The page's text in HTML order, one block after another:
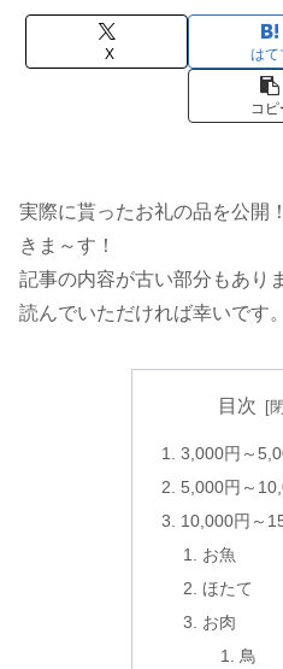
X はて
コピ
実際に貰ったお礼の品を公開
きま～す！
記事の内容が古い部分もあり
読んでいただければ幸いです。
目次
3,000円～
5,000円～
10,000円～
お魚
ほたて
お肉
鳥